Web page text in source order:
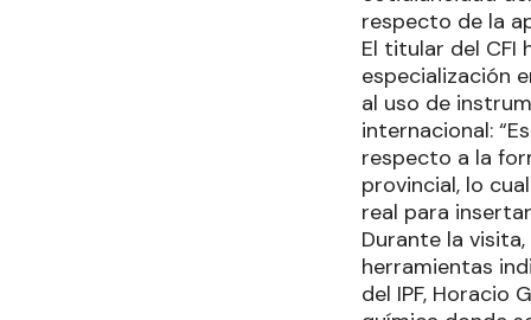
respecto de la
El titular del CFI
especialización
al uso de
internacional:
respecto a la
provincial, lo
real para
Durante la
herramientas
del IPF, Horacio